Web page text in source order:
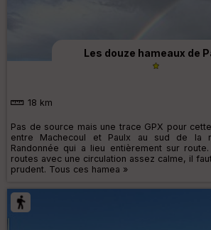
Les douze hameaux de
18 km
Pas de source mais une trace GPX pour
entre Machecoul et Paulx au sud de la
Randonnée qui a lieu entièrement sur
routes avec une circulation assez calme, il
prudent. Tous ces hamea »